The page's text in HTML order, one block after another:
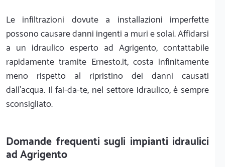
Le infiltrazioni dovute a installazioni imperfette
possono causare danni ingenti a muri e solai. Affidarsi
a un idraulico esperto ad Agrigento, contattabile
rapidamente tramite Ernesto.it, costa infinitamente
meno rispetto al ripristino dei danni causati
dall'acqua. Il fai-da-te, nel settore idraulico, è sempre
sconsigliato.
Domande frequenti sugli impianti idraulici
ad Agrigento